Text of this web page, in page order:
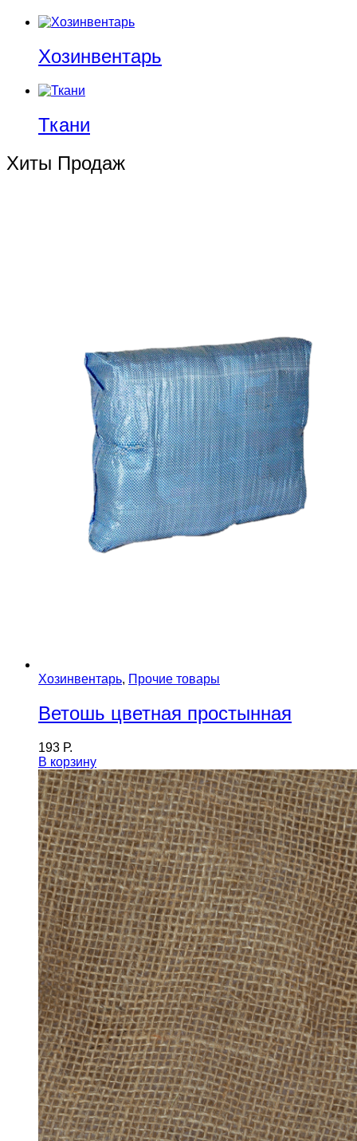
Хозинвентарь
Ткани
Хиты Продаж
Хозинвентарь, Прочие товары
Ветошь цветная простынная
193 Р.
В корзину